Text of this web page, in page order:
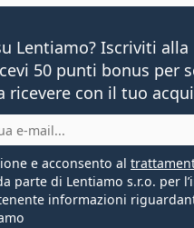
Lentiamo? Iscriviti alla
50 punti bonus per
ricevere con il tuo
e acconsento al
parte di Lentiamo s.r.o. per
informazioni